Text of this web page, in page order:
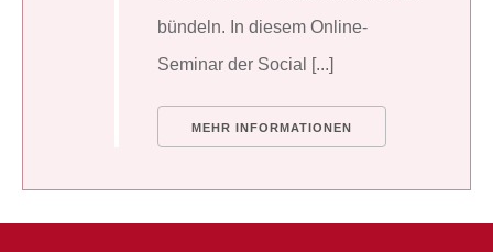
bündeln. In diesem Online-
Seminar der Social [...]
MEHR INFORMATIONEN